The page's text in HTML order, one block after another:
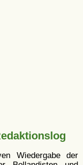
Wiedergabe der